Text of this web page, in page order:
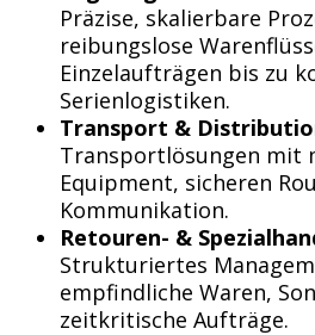
Präzise, skalierbare
reibungslose
Einzelaufträgen bis zu
Serienlogistiken.
Transport &
Transportlösungen mit
Equipment, sicheren
Kommunikation.
Retouren- &
Strukturiertes
empfindliche Waren,
zeitkritische Aufträge.